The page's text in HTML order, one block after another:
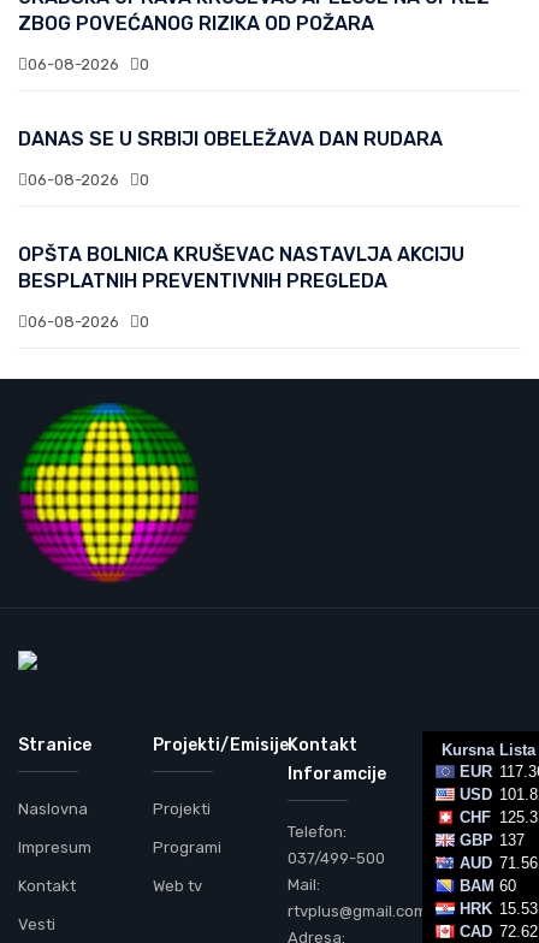
ZBOG POVEĆANOG RIZIKA OD POŽARA
06-08-2026 0
DANAS SE U SRBIJI OBELEŽAVA DAN RUDARA
06-08-2026 0
OPŠTA BOLNICA KRUŠEVAC NASTAVLJA AKCIJU
BESPLATNIH PREVENTIVNIH PREGLEDA
06-08-2026 0
Stranice
Naslovna
Impresum
Kontakt
Vesti
Projekti/Emisije
Projekti
Programi
Web tv
Kontakt
Inforamcije
Telefon:
037/499-500
Mail:
rtvplus@gmail.com
Adresa: